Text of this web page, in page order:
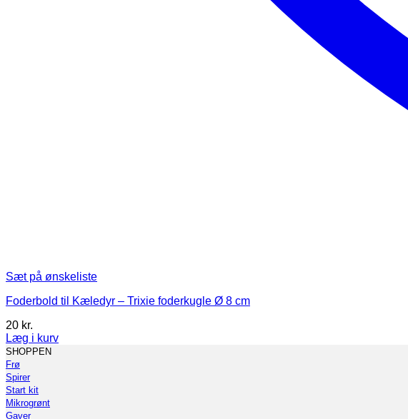
Sæt på ønskeliste
Foderbold til Kæledyr – Trixie foderkugle Ø 8 cm
20 kr.
Læg i kurv
SHOPPEN
Frø
Spirer
Start kit
Mikrogrønt
Gaver